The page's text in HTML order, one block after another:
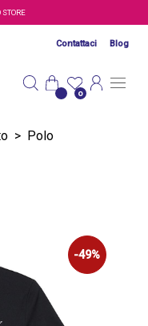
STORE
Contattaci Blog
0
> Polo
-49%